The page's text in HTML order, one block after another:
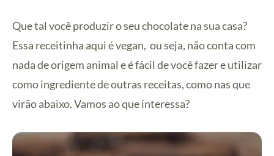
Que tal você produzir o seu chocolate na sua casa?
Essa receitinha aqui é vegan, ou seja, não conta com
nada de origem animal e é fácil de você fazer e utilizar
como ingrediente de outras receitas, como nas que
virão abaixo. Vamos ao que interessa?